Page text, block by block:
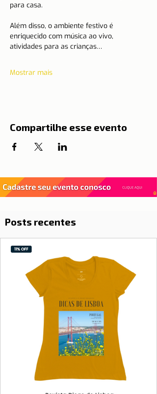
para casa.
Além disso, o ambiente festivo é
enriquecido com música ao vivo,
atividades para as crianças…
Mostrar mais
Compartilhe esse evento
Posts recentes